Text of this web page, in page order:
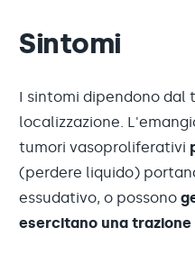
Sintomi
I sintomi dipendono dal
localizzazione.
tumori vasoproliferativi
(perdere liquido)
essudativo, o possono
esercitano una